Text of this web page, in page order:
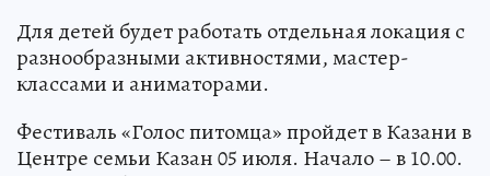
Для детей будет работать отдельная локация с
разнообразными активностями, мастер-
классами и аниматорами.
Фестиваль «Голос питомца» пройдет в Казани в
Центре семьи Казан 05 июля. Начало – в 10.00.